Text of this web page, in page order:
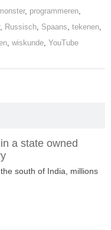
, programmeren,
, Russisch, Spaans, tekenen,
, wiskunde, YouTube
a state owned
south of India, millions